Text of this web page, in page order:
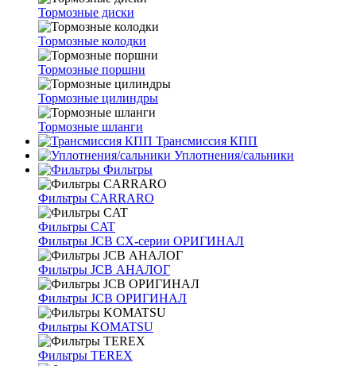
Тормозные диски
Тормозные колодки
Тормозные поршни
Тормозные цилиндры
Тормозные шланги
Трансмиссия КПП
Уплотнения/сальники
Фильтры
Фильтры CARRARO
Фильтры CAT
Фильтры JCB CX-серии ОРИГИНАЛ
Фильтры JCB АНАЛОГ
Фильтры JCB ОРИГИНАЛ
Фильтры KOMATSU
Фильтры TEREX